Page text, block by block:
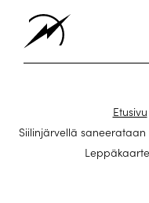
Etusivu
Siilinjärvellä saneerataan